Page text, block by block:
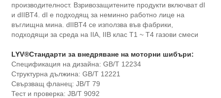
производителност. Взривозащитените продукти включват dI
и dIIBT4. dI е подходящ за неминно работно лице на
въглищна мина. dIIBT4 се използва във фабрики,
подходящи за среда на IIA, IIB клас T1 ~ T4 газови смеси
LYV®Стандарти за внедряване на моторни шибъри:
Спецификация на дизайна: GB/T 12234
Структурна дължина: GB/T 12221
Свързващ фланец: JB/T 79
Тест и проверка: JB/T 9092